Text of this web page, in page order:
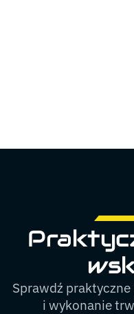
Sprawdź
i wykonanie